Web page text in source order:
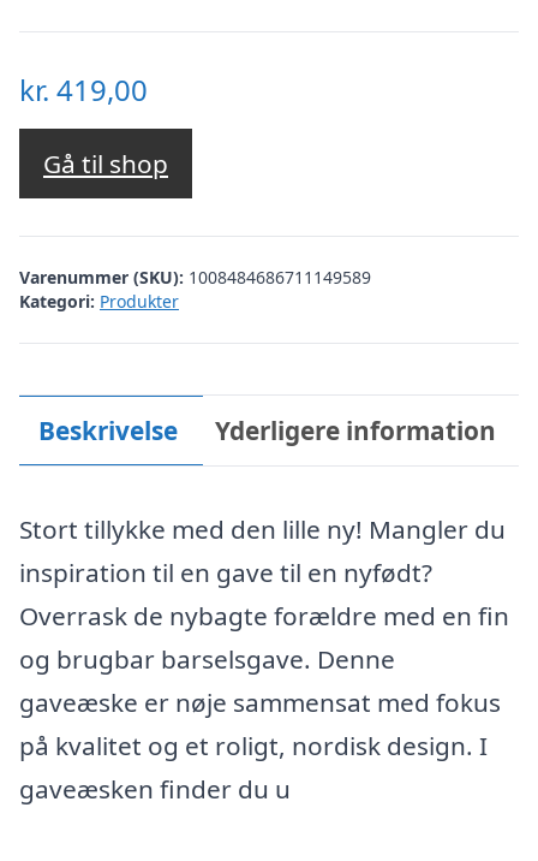
kr. 419,00
Gå til shop
Varenummer (SKU): 1008484686711149589
Kategori: Produkter
Beskrivelse Yderligere information
Stort tillykke med den lille ny! Mangler du
inspiration til en gave til en nyfødt?
Overrask de nybagte forældre med en fin
og brugbar barselsgave. Denne
gaveæske er nøje sammensat med fokus
på kvalitet og et roligt, nordisk design. I
gaveæsken finder du u